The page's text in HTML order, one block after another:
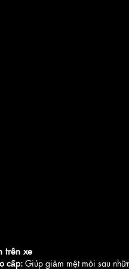
trên xe
cấp: Giúp giảm mệt mỏi sau